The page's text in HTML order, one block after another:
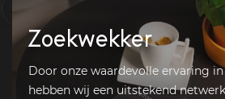
Zoekwekker
Door onze waardevolle ervaring
hebben wij een uitstekend